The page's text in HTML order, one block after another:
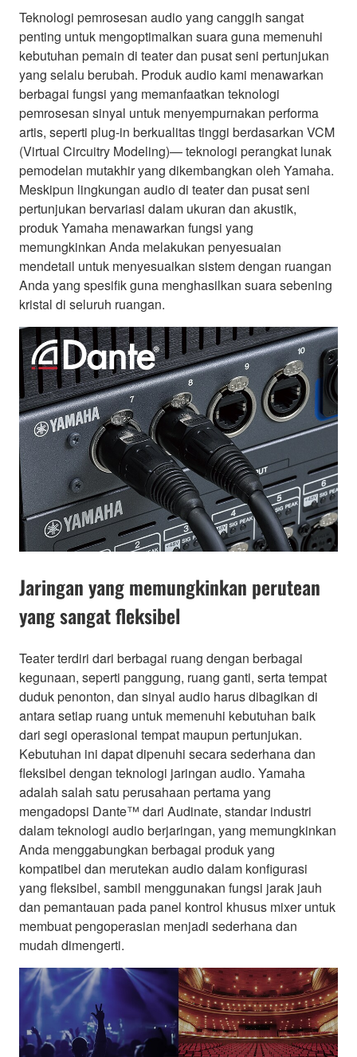
Teknologi pemrosesan audio yang canggih sangat
penting untuk mengoptimalkan suara guna memenuhi
kebutuhan pemain di teater dan pusat seni pertunjukan
yang selalu berubah. Produk audio kami menawarkan
berbagai fungsi yang memanfaatkan teknologi
pemrosesan sinyal untuk menyempurnakan performa
artis, seperti plug-in berkualitas tinggi berdasarkan VCM
(Virtual Circuitry Modeling)— teknologi perangkat lunak
pemodelan mutakhir yang dikembangkan oleh Yamaha.
Meskipun lingkungan audio di teater dan pusat seni
pertunjukan bervariasi dalam ukuran dan akustik,
produk Yamaha menawarkan fungsi yang
memungkinkan Anda melakukan penyesuaian
mendetail untuk menyesuaikan sistem dengan ruangan
Anda yang spesifik guna menghasilkan suara sebening
kristal di seluruh ruangan.
Jaringan yang memungkinkan perutean
yang sangat fleksibel
Teater terdiri dari berbagai ruang dengan berbagai
kegunaan, seperti panggung, ruang ganti, serta tempat
duduk penonton, dan sinyal audio harus dibagikan di
antara setiap ruang untuk memenuhi kebutuhan baik
dari segi operasional tempat maupun pertunjukan.
Kebutuhan ini dapat dipenuhi secara sederhana dan
fleksibel dengan teknologi jaringan audio. Yamaha
adalah salah satu perusahaan pertama yang
mengadopsi Dante™ dari Audinate, standar industri
dalam teknologi audio berjaringan, yang memungkinkan
Anda menggabungkan berbagai produk yang
kompatibel dan merutekan audio dalam konfigurasi
yang fleksibel, sambil menggunakan fungsi jarak jauh
dan pemantauan pada panel kontrol khusus mixer untuk
membuat pengoperasian menjadi sederhana dan
mudah dimengerti.